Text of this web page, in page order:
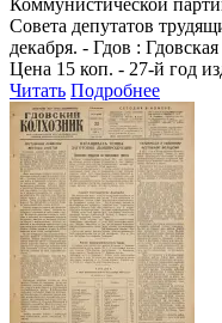
Совета депутатов
декабря. - Гдов :
Цена 15 коп. - 27-й год
Читать Подробнее